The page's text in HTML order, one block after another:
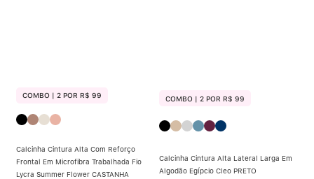
COMBO | 2 POR R$ 99
Calcinha Cintura Alta Com Reforço
Frontal Em Microfibra Trabalhada Fio
Lycra Summer Flower CASTANHA
COMBO | 2 POR R$ 99
Calcinha Cintura Alta Lateral Larga Em
Algodão Egípcio Cleo PRETO